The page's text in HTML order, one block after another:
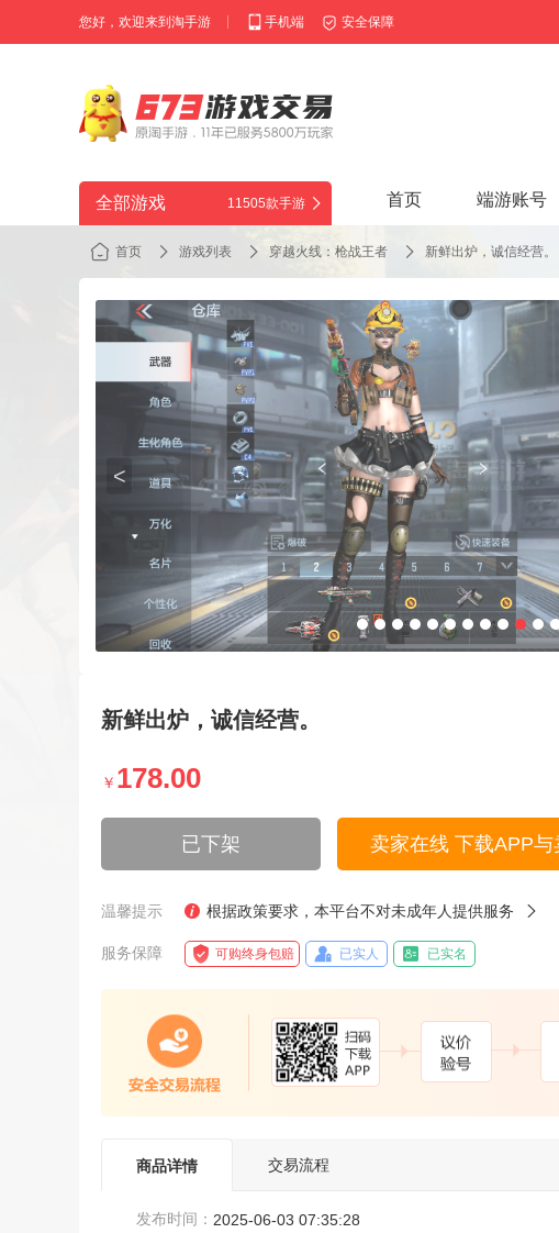
您好，欢迎来到淘手游 手机端 安全保障
全部游戏 11505款手游 首页 端游账号
首页 游戏列表 穿越火线：枪战王者 新鲜出炉，诚信经营。
<
新鲜出炉，诚信经营。
￥ 178.00
已下架 卖家在线 下载APP与
温馨提示 根据政策要求，本平台不对未成年人提供服务
服务保障 可购终身包赔 已实人 已实名
商品详情 交易流程
发布时间： 2025-06-03 07:35:28